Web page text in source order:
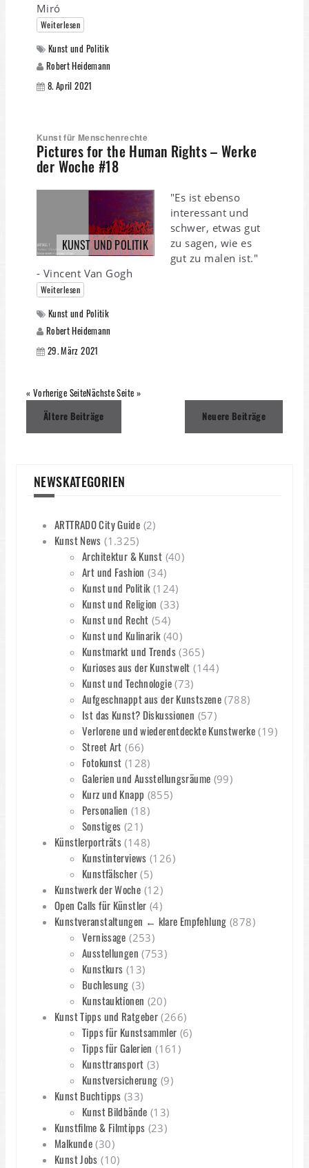
Miró
Weiterlesen
Kunst und Politik
Robert Heidemann
8. April 2021
Kunst für Menschenrechte
Pictures for the Human Rights – Werke
der Woche #18
KUNST UND POLITIK
"Es ist ebenso
interessant und
schwer, etwas gut
zu sagen, wie es
gut zu malen ist."
- Vincent Van Gogh
Weiterlesen
Kunst und Politik
Robert Heidemann
29. März 2021
« Vorherige SeiteNächste Seite »
Beitragsnavigation
Ältere Beiträge Neuere Beiträge
NEWSKATEGORIEN
ARTTRADO City Guide (2)
Kunst News (1.325)
Architektur & Kunst (40)
Art und Fashion (34)
Kunst und Politik(124)
Kunst und Religion (33)
Kunst und Recht (54)
Kunst und Kulinarik(40)
Kunstmarkt und Trends(365)
Kurioses aus der Kunstwelt (144)
Kunst und Technologie(73)
Aufgeschnappt aus der Kunstszene (788)
Ist das Kunst? Diskussionen (57)
Verlorene und wiederentdeckte Kunstwerke (19)
Street Art (66)
Fotokunst (128)
Galerien und Ausstellungsräume (99)
Kurz und Knapp (855)
Personalien (18)
Sonstiges (21)
Künstlerporträts (148)
Kunstinterviews (126)
Kunstfälscher(5)
Kunstwerk der Woche (12)
Open Calls für Künstler (4)
Kunstveranstaltungen ← klare Empfehlung (878)
Vernissage (253)
Ausstellungen (753)
Kunstkurs (13)
Buchlesung (3)
Kunstauktionen (20)
Kunst Tipps und Ratgeber (266)
Tipps für Kunstsammler (6)
Tipps für Galerien (161)
Kunsttransport (3)
Kunstversicherung (9)
Kunst Buchtipps (33)
Kunst Bildbände (13)
Kunstfilme & Filmtipps (23)
Malkunde (30)
Kunst Jobs (10)